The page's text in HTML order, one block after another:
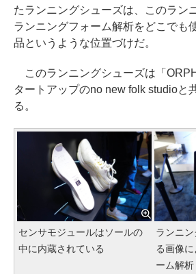
たランニングシューズは、このラン
ランニングフォーム解析をどこでも
品というような位置づけだ。
このランニングシューズは「
タートアップのno new folk studioと
る。
センサモジュールはソールの
中に内蔵されている
ランニ
る画像
ーム解析